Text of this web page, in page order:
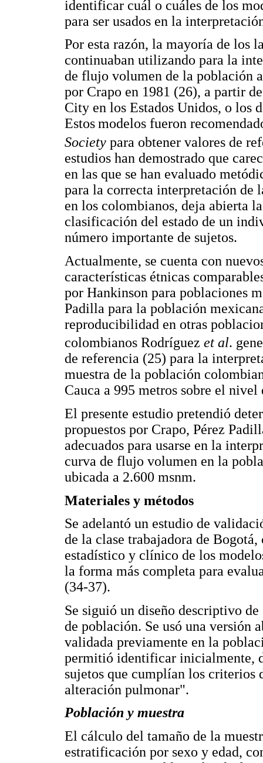
identificar cuál o cuáles de los
para ser usados en la
Por esta razón, la mayoría de los
continuaban utilizando para la
de flujo volumen de la población
por Crapo en 1981 (26), a partir
City en los Estados Unidos, o los
Estosmodelos fueron
Society para obtener valores de
estudios han demostrado que
en las que se han evaluado
para la correcta interpretación
en los colombianos, deja abierta
clasificación del estado de un
número importante de sujetos.
Actualmente, se cuenta con
características étnicas
por Hankinson para poblaciones
Padilla para la población
reproducibilidad en otras
colombianos Rodríguez et al.
de referencia (25) para la
muestra de la población
Cauca a 995 metros sobre el
El presente estudio pretendió
propuestos por Crapo, Pérez
adecuados para usarse en la
curva de flujo volumen en la
ubicada a 2.600 msnm.
Materiales y métodos
Se adelantó un estudio de
de la clase trabajadora de
estadístico y clínico de los
la forma más completa para
(34-37).
Se siguió un diseño descriptivo de
de población. Se usó una versión
validada previamente en la
permitió identificar inicialmente,
sujetos que cumplían los
alteración pulmonar".
Población y muestra
El cálculo del tamaño de la
estratificación por sexo y edad,